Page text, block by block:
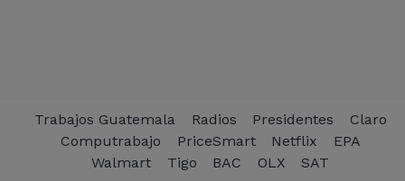
Trabajos Guatemala Radios Presidentes
Claro
Computrabajo
PriceSmart Netflix
EPA
Walmart
Tigo BAC OLX SAT